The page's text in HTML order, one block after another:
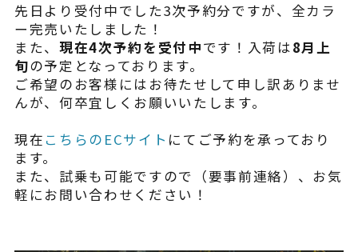
別途
STYLE e-BIKE
電動アシスト自転車
¥225,454（税込¥248,000）
近くの店舗を見る
先日より受付中でした3次予約分ですが、全カラ
ー完売いたしました！
また、 現在4次予約を受付中です！入荷は8月上
旬の予定となっております。
ご希望のお客様にはお待たせして申し訳ありませ
んが、何卒宜しくお願いいたします。
現在 こちらのECサイト にてご予約を承っており
ます。
また、試乗も可能ですので（要事前連絡）、お気
軽にお問い合わせください！